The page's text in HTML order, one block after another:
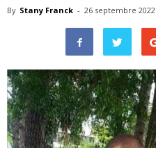
By Stany Franck - 26 septembre 2022